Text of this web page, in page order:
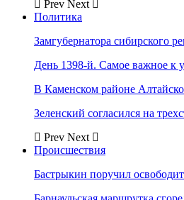
Prev Next
Политика
Замгубернатора сибирского
День 1398-й. Самое важное к
В Каменском районе
Зеленский согласился на
Prev Next
Происшествия
Бастрыкин поручил